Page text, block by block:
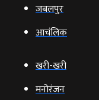
जबलपुर
आचंलिक
खरी-खरी
मनोरंजन